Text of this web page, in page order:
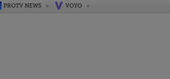
PROTV NEWS VOYO